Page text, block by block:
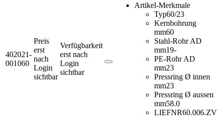
402021-
001060
Preis
erst
nach
Login
sichtbar
Verfügbarkeit
erst nach
Login
sichtbar
Artikel-Merkmale
Typ60/23
Kernbohrung
mm60
Stahl-Rohr AD
mm19-
PE-Rohr AD
mm23
Pressring Ø innen
mm23
Pressring Ø aussen
mm58.0
LIEFNR60.006.ZV